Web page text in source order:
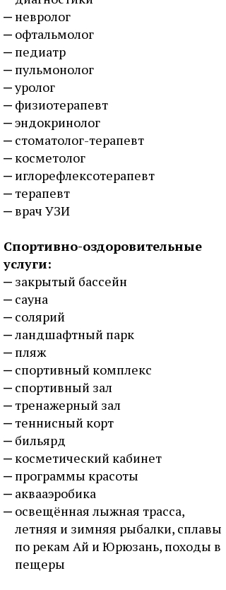
невролог
офтальмолог
педиатр
пульмонолог
уролог
физиотерапевт
эндокринолог
стоматолог-терапевт
косметолог
иглорефлексотерапевт
терапевт
врач УЗИ
Спортивно-оздоровительные
услуги:
закрытый бассейн
сауна
солярий
ландшафтный парк
пляж
спортивный комплекс
спортивный зал
тренажерный зал
теннисный корт
бильярд
косметический кабинет
программы красоты
аквааэробика
освещённая лыжная трасса,
летняя и зимняя рыбалки, сплавы
по рекам Ай и Юрюзань, походы в
пещеры